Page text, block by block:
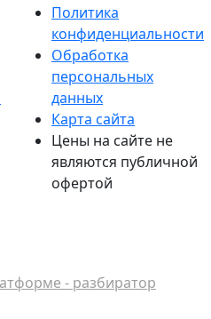
Политика
конфиденциальности
Обработка
персональных
данных
Карта сайта
Цены на сайте не
являются публичной
офертой
- разбиратор